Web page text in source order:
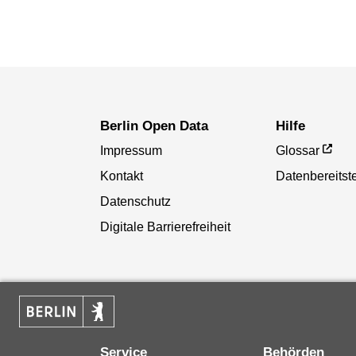
Berlin Open Data
Impressum
Kontakt
Datenschutz
Digitale Barrierefreiheit
Hilfe
Glossar
Service Behörden